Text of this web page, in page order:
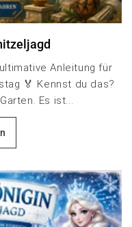
Anleitung für
🏅 Kennst du das?
Es ist...